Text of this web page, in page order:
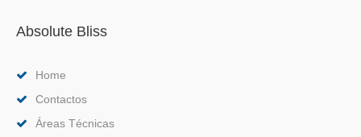
Absolute Bliss
Home
Contactos
Áreas Técnicas